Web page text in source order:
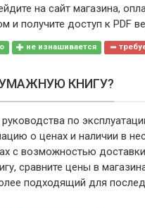
на сайт магазина,
получите доступ к PDF
не изнашивается
КНИГУ?
по
о ценах и наличии в
с возможностью
сравните цены в
подходящий для